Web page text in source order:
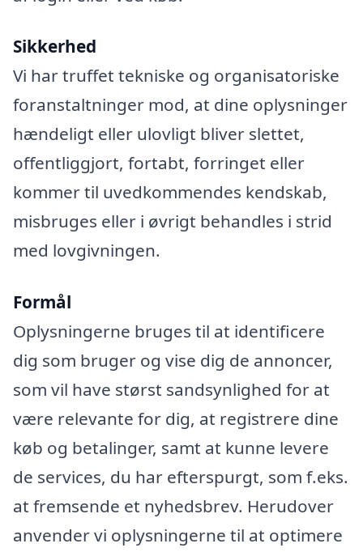
Sikkerhed
Vi har truffet tekniske og organisatoriske
foranstaltninger mod, at dine oplysninger
hændeligt eller ulovligt bliver slettet,
offentliggjort, fortabt, forringet eller
kommer til uvedkommendes kendskab,
misbruges eller i øvrigt behandles i strid
med lovgivningen.
Formål
Oplysningerne bruges til at identificere
dig som bruger og vise dig de annoncer,
som vil have størst sandsynlighed for at
være relevante for dig, at registrere dine
køb og betalinger, samt at kunne levere
de services, du har efterspurgt, som f.eks.
at fremsende et nyhedsbrev. Herudover
anvender vi oplysningerne til at optimere